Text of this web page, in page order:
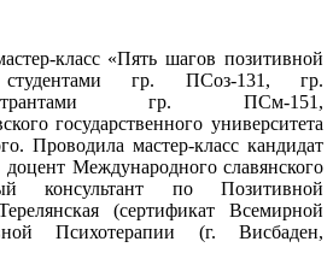
класс «Пять шагов позитивной
гр. ПСоз-131, гр.
гр. ПСм-151,
государственного университета
Проводила мастер-класс кандидат
Международного славянского
консультант по Позитивной
(сертификат Всемирной
Психотерапии (г. Висбаден,